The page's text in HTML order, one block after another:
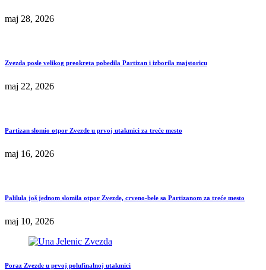
maj 28, 2026
Zvezda posle velikog preokreta pobedila Partizan i izborila majstoricu
maj 22, 2026
Partizan slomio otpor Zvezde u prvoj utakmici za treće mesto
maj 16, 2026
Palilula još jednom slomila otpor Zvezde, crveno-bele sa Partizanom za treće mesto
maj 10, 2026
Poraz Zvezde u prvoj polufinalnoj utakmici